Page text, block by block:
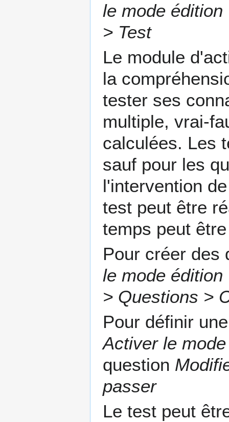
le mode édition
> Test
Le module
la
tester ses
multiple, vrai-
calculées. Les
sauf pour les
l'intervention
test peut être
temps peut
Pour créer
le mode édition
> Questions >
Pour définir
Activer le
question
passer
Le test peut